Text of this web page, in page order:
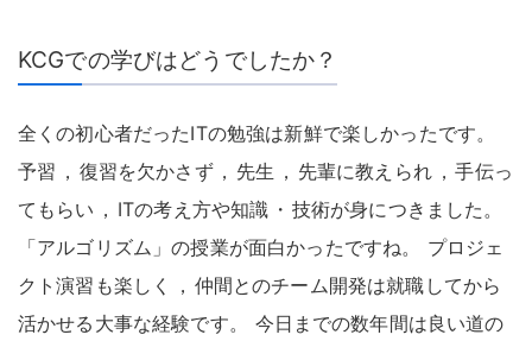
KCGでの学びはどうでしたか？
全くの初心者だったITの勉強は新鮮で楽しかったです。
予習 ， 復習を欠かさず ， 先生 ， 先輩に教えられ ， 手伝っ
てもらい ， ITの考え方や知識 ・ 技術が身につきました。
「アルゴリズム」の授業が面白かったですね。
プロジェ
クト演習も楽しく
， 仲間とのチーム開発は就職してから
活かせる大事な経験です。
今日までの数年間は良い道の